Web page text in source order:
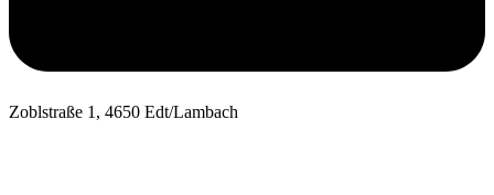
Zoblstraße 1, 4650 Edt/Lambach